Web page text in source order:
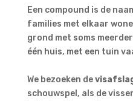
Een compound is de
families met elkaar
grond met soms
één huis, met een tuin
We bezoeken de
schouwspel, als de